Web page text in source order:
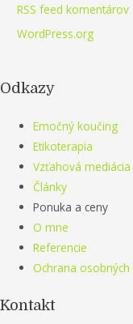
RSS feed komentárov
WordPress.org
Odkazy
Emočný koučing
Etikoterapia
Vzťahová mediácia
Články
Ponuka a ceny
O mne
Referencie
Ochrana
Kontakt